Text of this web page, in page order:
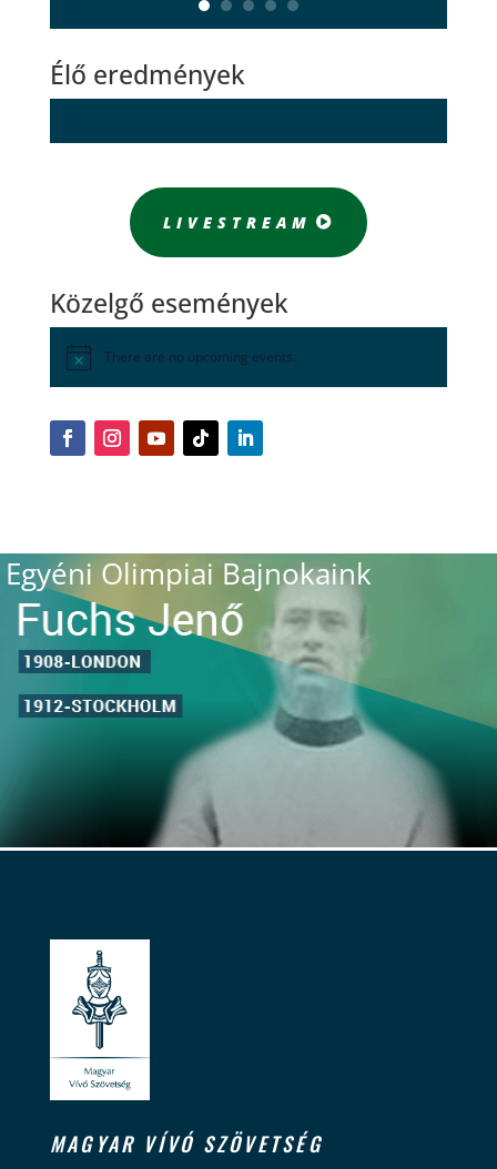
Élő eredmények
LIVESTREAM
Közelgő események
There are no upcoming events.
Egyéni Olimpiai Bajnokaink
MAGYAR VÍVÓ SZÖVETSÉG